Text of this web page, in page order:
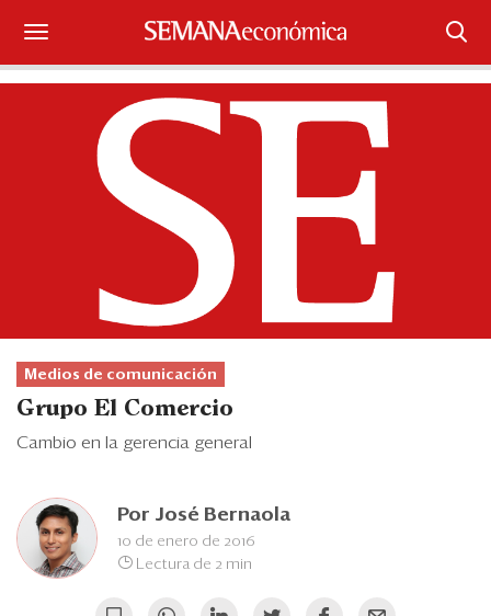
Suscríbase
Iniciar sesión
Portada
¿Qué está pasando?
Sectores y Empresas
Management
Economía y Finanzas
Legal y Política
Blogs
Medios de comunicación
Grupo El Comercio
Cambio en la gerencia general
Por José Bernaola
10 de enero de 2016
Lectura de 2 min